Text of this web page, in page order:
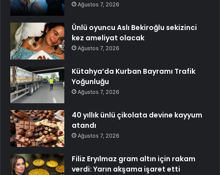
Ağustos 7, 2026
Ünlü oyuncu Aslı Bekiroğlu sekizinci
kez ameliyat olacak
Ağustos 7, 2026
Kütahya’da Kurban Bayramı Trafik
Yoğunluğu
Ağustos 7, 2026
40 yıllık ünlü çikolata devine kayyum
atandı
Ağustos 7, 2026
Filiz Eryılmaz gram altın için rakam
verdi: Yarın akşama işaret etti